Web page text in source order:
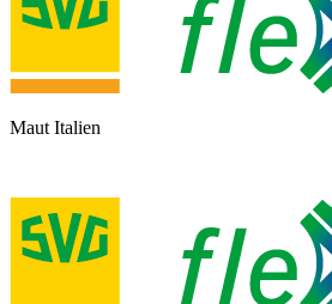
Maut Italien